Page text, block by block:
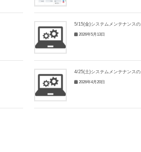
5/15(金)システムメンテナンス
2026年5月13日
4/25(土)システムメンテナンス
2026年4月20日